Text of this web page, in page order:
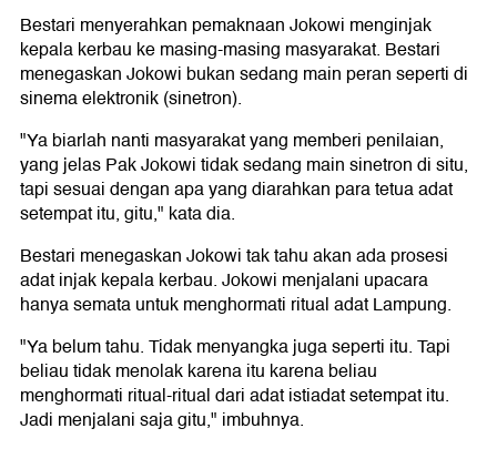
Bestari menyerahkan pemaknaan Jokowi menginjak
kepala kerbau ke masing-masing masyarakat. Bestari
menegaskan Jokowi bukan sedang main peran seperti di
sinema elektronik (sinetron).
"Ya biarlah nanti masyarakat yang memberi penilaian,
yang jelas Pak Jokowi tidak sedang main sinetron di situ,
tapi sesuai dengan apa yang diarahkan para tetua adat
setempat itu, gitu," kata dia.
Bestari menegaskan Jokowi tak tahu akan ada prosesi
adat injak kepala kerbau. Jokowi menjalani upacara
hanya semata untuk menghormati ritual adat Lampung.
"Ya belum tahu. Tidak menyangka juga seperti itu. Tapi
beliau tidak menolak karena itu karena beliau
menghormati ritual-ritual dari adat istiadat setempat itu.
Jadi menjalani saja gitu," imbuhnya.